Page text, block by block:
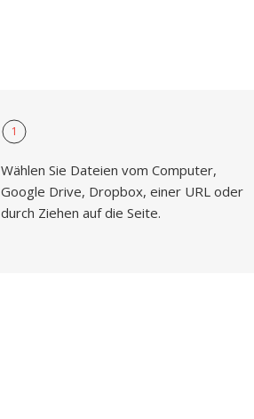
1
Wählen Sie Dateien vom Computer,
Google Drive, Dropbox, einer URL oder
durch Ziehen auf die Seite.